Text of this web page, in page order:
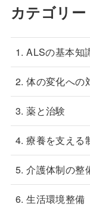
カテゴリー
1. ALSの基本知
2. 体の変化への
3. 薬と治験
4. 療養を支える
5. 介護体制の整
6. 生活環境整備